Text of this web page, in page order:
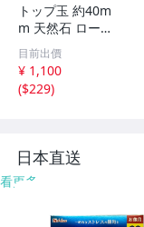
トップ玉 約40m
m 天然石 ローズ
ジュエリー Tears
サンキャッチャー
パワーストーン
アクセサリー イ
目前出價
¥ 1,100
($229)
日本直送
看更多